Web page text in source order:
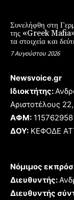
Συνελήφθη στη
της «Greek
τα στοιχεία και
7 Αυγούστου 2026
Newsvoice.gr
Ιδιοκτήτης:
Αριστοτέλους
ΑΦΜ: 115762958
ΔΟΥ: ΚΕΦΟΔΕ
Νόμιμος
Διευθυντής:
Διευθυντής